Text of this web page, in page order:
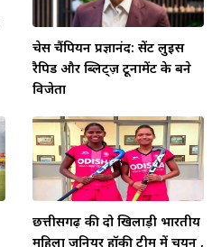
चेस चैंपियन प्रज्ञानंद: सेंट लुइस
रैपिड और ब्लिट्ज़ टूर्नामेंट के बने
विजेता
छत्तीसगढ़ की दो खिलाड़ी भारतीय
महिला जूनियर हॉकी टीम में चयन ,